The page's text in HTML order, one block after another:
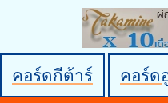
คอร์ดกีต้าร์ คอร์ด